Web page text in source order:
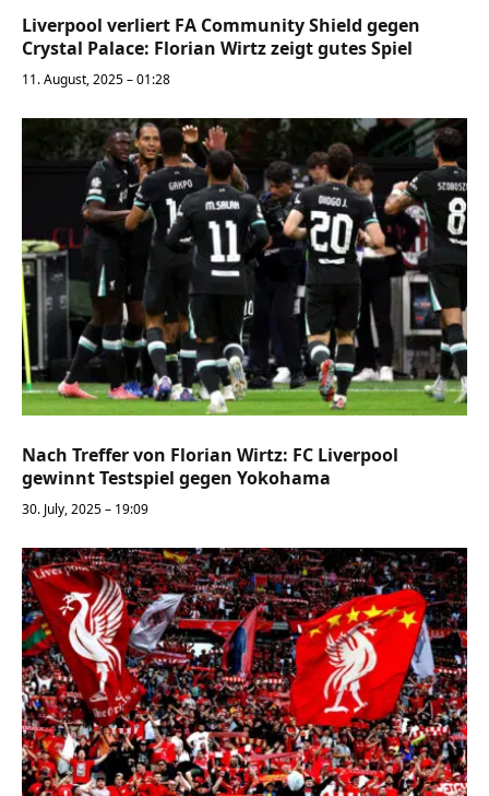
Liverpool verliert FA Community Shield gegen
Crystal Palace: Florian Wirtz zeigt gutes Spiel
11. August, 2025 – 01:28
Nach Treffer von Florian Wirtz: FC Liverpool
gewinnt Testspiel gegen Yokohama
30. July, 2025 – 19:09